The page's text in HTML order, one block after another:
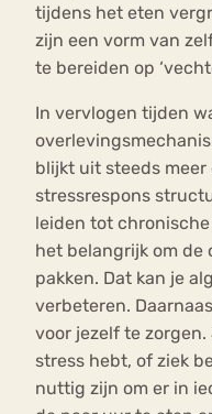
tijdens het eten
zijn een vorm van
te bereiden op
In vervlogen tijden
blijkt uit steeds meer
stressrespons
leiden tot
het belangrijk om de
pakken. Dat kan je
verbeteren.
voor jezelf te
stress hebt, of ziek
nuttig zijn om er in